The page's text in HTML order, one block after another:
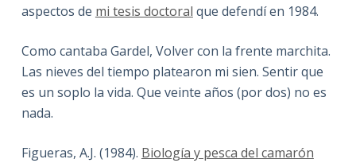
aspectos de mi tesis doctoral que defendí en 1984.
Como cantaba Gardel, Volver con la frente marchita.
Las nieves del tiempo platearon mi sien. Sentir que
es un soplo la vida. Que veinte años (por dos) no es
nada.
Figueras, A.J. (1984). Biología y pesca del camarón